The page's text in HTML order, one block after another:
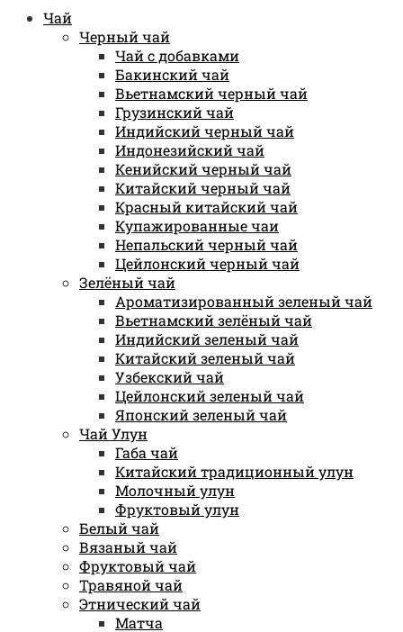
Чай
Черный чай
Чай с добавками
Бакинский чай
Вьетнамский черный чай
Грузинский чай
Индийский черный чай
Индонезийский чай
Кенийский черный чай
Китайский черный чай
Красный китайский чай
Купажированные чаи
Непальский черный чай
Цейлонский черный чай
Зелёный чай
Ароматизированный зеленый чай
Вьетнамский зелёный чай
Индийский зеленый чай
Китайский зеленый чай
Узбекский чай
Цейлонский зеленый чай
Японский зеленый чай
Чай Улун
Габа чай
Китайский традиционный улун
Молочный улун
Фруктовый улун
Белый чай
Вязаный чай
Фруктовый чай
Травяной чай
Этнический чай
Матча